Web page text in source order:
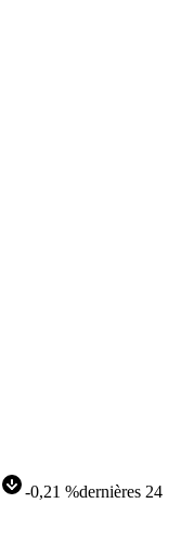
-0,21 %dernières 24